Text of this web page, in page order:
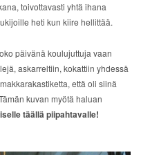
toivottavasti yhtä ihana
heti kun kiire hellittää.
päivänä koulujuttuja vaan
askarreltiin, kokattiin yhdessä
että oli siinä
kuvan myötä haluan
täällä piipahtavalle!